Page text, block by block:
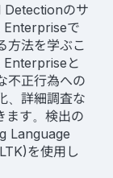
のサ
Enterpriseで
方法を学ぶこ
Enterpriseと
不正行為への
、詳細調査な
ます。検出の
Language
を使用し